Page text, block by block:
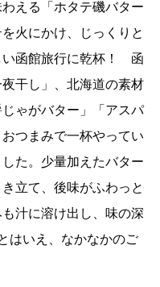
える「ホタテ磯バター
火にかけ、じっくりと
い函館旅行に乾杯！ 函
干し」、北海道の素材
ゃがバター」「アスパ
つまみで一杯やってい
た。少量加えたバター
立て、後味がふわっと
汁に溶け出し、味の深
はいえ、なかなかのご